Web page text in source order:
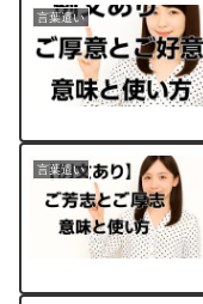
言葉遣い
言葉遣い